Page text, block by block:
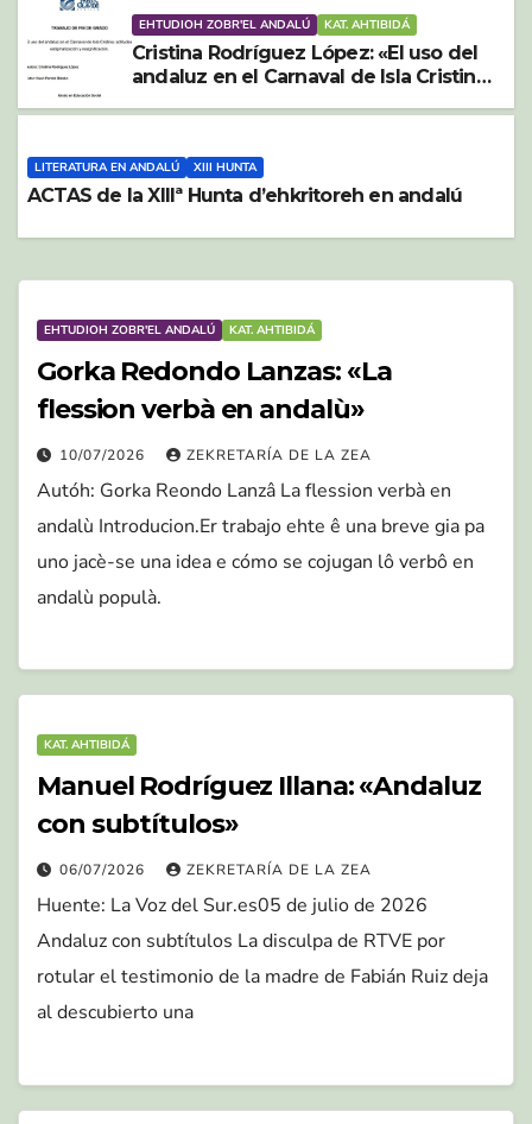
EHTUDIOH ZOBR'EL ANDALÚ KAT. AHTIBIDÁ
Cristina Rodríguez López: «El uso del
andaluz en el Carnaval de Isla Cristina:
LITERATURA EN ANDALÚ XIII HUNTA
ACTAS de la XIIIª Hunta d’ehkritoreh en andalú
EHTUDIOH ZOBR'EL ANDALÚ KAT. AHTIBIDÁ
Gorka Redondo Lanzas: «La
flession verbà en andalù»
10/07/2026 ZEKRETARÍA DE LA ZEA
Autóh: Gorka Reondo Lanzâ La flession verbà en
andalù Introducion.Er trabajo ehte ê una breve gia pa
uno jacè-se una idea e cómo se cojugan lô verbô en
andalù populà.
KAT. AHTIBIDÁ
Manuel Rodríguez Illana: «Andaluz
con subtítulos»
06/07/2026 ZEKRETARÍA DE LA ZEA
Huente: La Voz del Sur.es05 de julio de 2026
Andaluz con subtítulos La disculpa de RTVE por
rotular el testimonio de la madre de Fabián Ruiz deja
al descubierto una